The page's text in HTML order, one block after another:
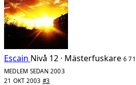
Escain Nivå 12 · Mästerfuskare 6
MEDLEM SEDAN 2003
21 OKT 2003 #3